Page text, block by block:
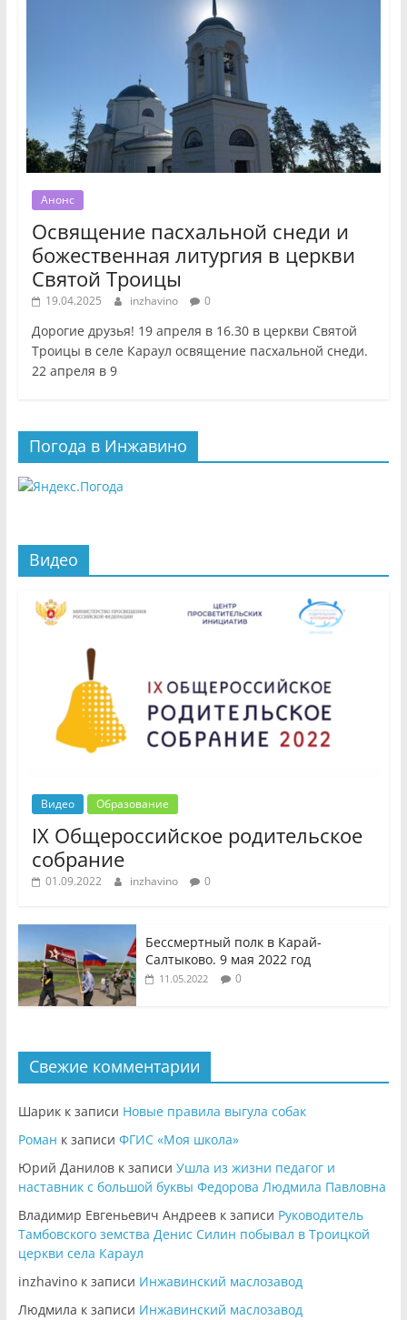
Анонс
Освящение пасхальной снеди и
божественная литургия в церкви
Святой Троицы
19.04.2025 inzhavino 0
Дорогие друзья! 19 апреля в 16.30 в церкви Святой
Троицы в селе Караул освящение пасхальной снеди.
22 апреля в 9
Погода в Инжавино
Видео
Видео Образование
IX Общероссийское родительское
собрание
01.09.2022 inzhavino 0
Бессмертный полк в Карай-
Салтыково. 9 мая 2022 год
11.05.2022 0
Свежие комментарии
Шарикк записи Новые правила выгула собак
Роман к записи ФГИС «Моя школа»
Юрий Даниловк записи Ушла из жизни педагог и
наставник с большой буквы Федорова Людмила Павловна
Владимир Евгеньевич Андреевк записи Руководитель
Тамбовского земства Денис Силин побывал в Троицкой
церкви села Караул
inzhavinoк записи Инжавинский маслозавод
Людмила к записи Инжавинский маслозавод